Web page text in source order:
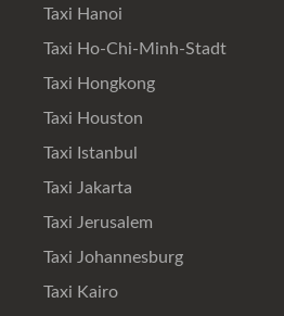
Taxi Hanoi
Taxi Ho-Chi-Minh-Stadt
Taxi Hongkong
Taxi Houston
Taxi Istanbul
Taxi Jakarta
Taxi Jerusalem
Taxi Johannesburg
Taxi Kairo